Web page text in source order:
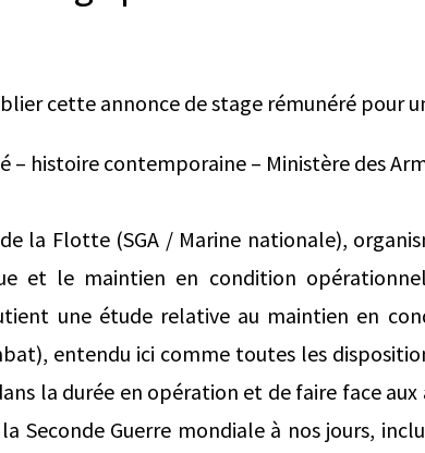
cette annonce de stage rémunéré pour
– histoire contemporaine – Ministère des
la Flotte (SGA / Marine nationale),
et le maintien en condition
une étude relative au maintien en
entendu ici comme toutes les
la durée en opération et de faire face
Seconde Guerre mondiale à nos jours,